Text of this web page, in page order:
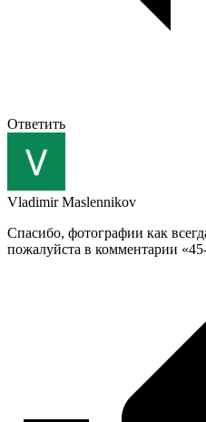
Ответить
Vladimir Maslennikov
Спасибо, фотографии как
пожалуйста в комментарии